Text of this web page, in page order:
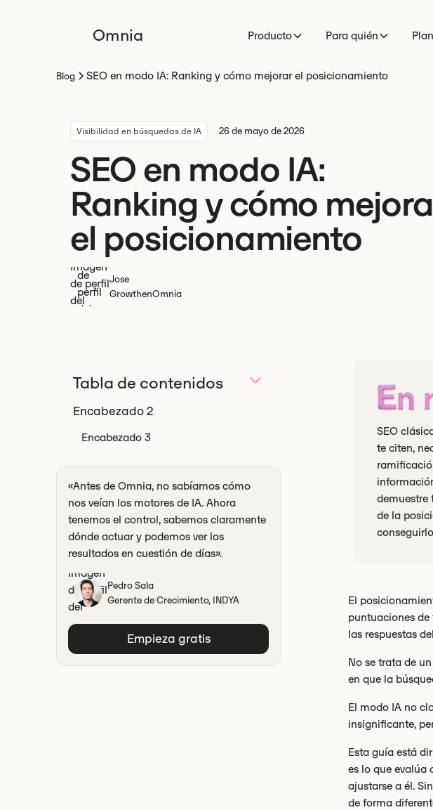
Omnia Producto Para quién
Blog SEO en modo IA: Ranking y cómo mejorar el posicionamiento
Visibilidad en búsquedas de IA 26 de mayo de 2026
SEO en modo IA:
Ranking y cómo
el posicionamiento
Jose
GrowthenOmnia
Tabla de contenidos
Encabezado 2
Encabezado 3
«Antes de Omnia, no sabíamos cómo
nos veían los motores de IA. Ahora
tenemos el control, sabemos claramente
dónde actuar y podemos ver los
resultados en cuestión de días».
Pedro Sala
Gerente de Crecimiento, INDYA
Empieza gratis
En
SEO
te citen,
demuestre
de la
El
puntuaciones de
las respuestas
No se trata de
en que la
El modo IA no
insignificante,
Esta guía está
es lo que evalúa
ajustarse a él.
de forma